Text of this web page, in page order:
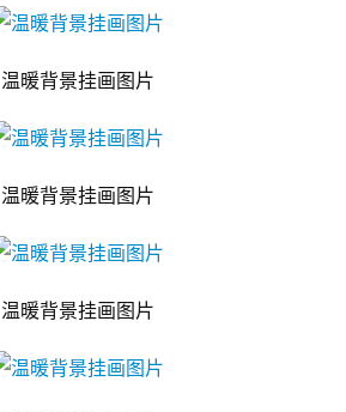
温暖背景挂画图片
温暖背景挂画图片
温暖背景挂画图片